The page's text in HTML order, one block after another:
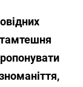
тамтешня